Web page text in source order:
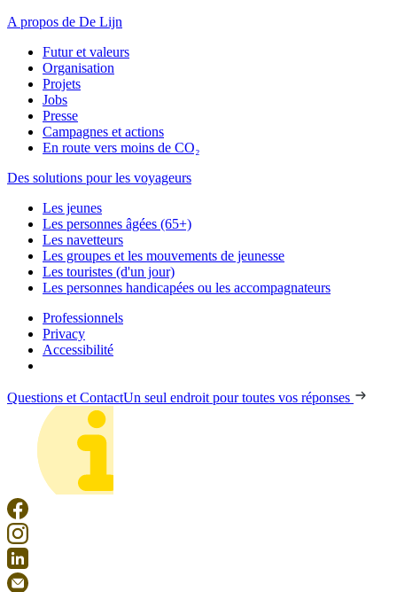
A propos de De Lijn
Futur et valeurs
Organisation
Projets
Jobs
Presse
Campagnes et actions
En route vers moins de CO₂
Des solutions pour les voyageurs
Les jeunes
Les personnes âgées (65+)
Les navetteurs
Les groupes et les mouvements de jeunesse
Les touristes (d'un jour)
Les personnes handicapées ou les accompagnateurs
Professionnels
Privacy
Accessibilité
Questions et ContactUn seul endroit pour toutes vos réponses